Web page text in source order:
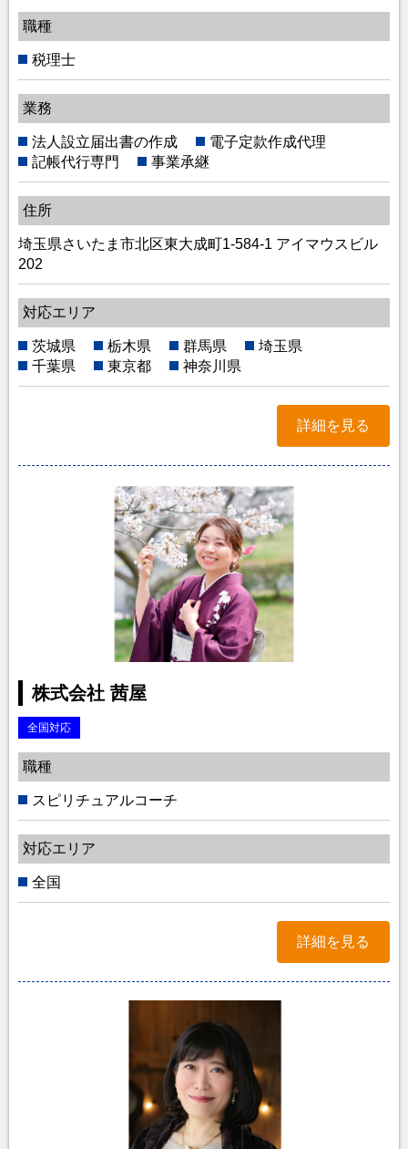
職種
税理士
業務
法人設立届出書の作成
電子定款作成代理
記帳代行専門
事業承継
住所
埼玉県さいたま市北区東大成町1-584-1 アイマウスビル
202
対応エリア
茨城県 栃木県 群馬県
埼玉県
千葉県
東京都 神奈川県
詳細を見る
株式会社 茜屋
全国対応
職種
スピリチュアルコーチ
対応エリア
全国
詳細を見る